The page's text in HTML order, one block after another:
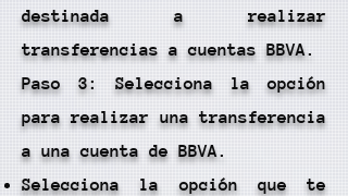
destinada a realizar
transferencias a cuentas BBVA.
Paso 3: Selecciona la opción
para realizar una transferencia
a una cuenta de BBVA.
Selecciona la opción que te